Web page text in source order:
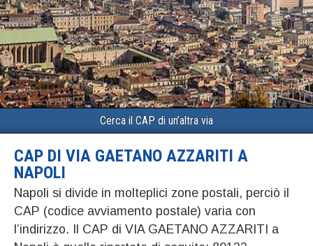
Cerca il CAP di un’altra via
CAP DI VIA GAETANO AZZARITI A
NAPOLI
Napoli si divide in molteplici zone postali, perciò il
CAP (codice avviamento postale) varia con
l’indirizzo. Il CAP di VIA GAETANO AZZARITI a